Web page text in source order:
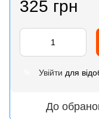
325 грн
Увійти для
До